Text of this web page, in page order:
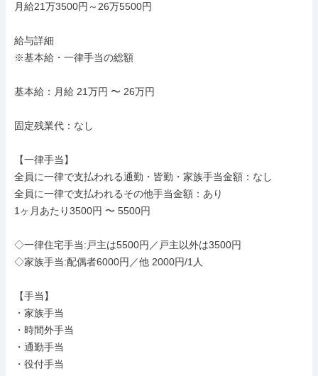
月給21万3500円～26万5500円
給与詳細
※基本給・一律手当の総額
基本給：月給 21万円 〜 26万円
固定残業代：なし
【一律手当】
全員に一律で支払われる通勤・皆勤・家族手当金額：なし
全員に一律で支払われるその他手当金額：あり
1ヶ月あたり3500円 〜 5500円
◇一律住宅手当:戸主は5500円／戸主以外は3500円
◇家族手当:配偶者6000円／他 2000円/1人
【手当】
・家族手当
・時間外手当
・通勤手当
・役付手当